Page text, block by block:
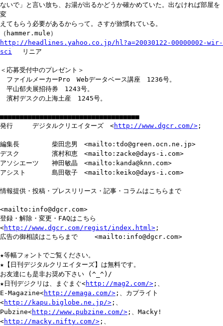
ないで」と言い放ち、お湯が出るかどうか確かめていた。出なければ部屋を
変
えてもらう必要があるからって。さすが旅慣れている。
（hammer.mule）
http://headlines.yahoo.co.jp/hl?a=20030122-00000002-wir-
sci
リニア
＜応募受付中のプレゼント＞
ファイルメーカーPro Webデータベース講座 1236号。
平山郁夫展招待券 1243号。
濱村デスクの上海土産 1245号。
■■■■■■■■■■■■■■■■■■■■■■■■■■■■■■■■■■■
発行 デジタルクリエイターズ <http://www.dgcr.com/> ;
編集長 柴田忠男 <mailto:tdo@green.ocn.ne.jp>
デスク 濱村和恵 <mailto:zacke@days-i.com>
アソシエーツ 神田敏晶 <mailto:kanda@knn.com>
アシスト 島田敬子 <mailto:keiko@days-i.com>
情報提供・投稿・プレスリリース・記事・コラムはこちらまで
<mailto:info@dgcr.com>
登録・解除・変更・FAQはこちら
<http://www.dgcr.com/regist/index.html> ;
広告の御相談はこちらまで <mailto:info@dgcr.com>
★等幅フォントでご覧ください。
★【日刊デジタルクリエイターズ】は無料です。
お友達にも是非お奨め下さい (^_^)/
★日刊デジクリは、まぐまぐ<http://mag2.com/> ;、
E-Magazine<http://emaga.com/> ;、カプライト
<http://kapu.biglobe.ne.jp/> ;、
Pubzine<http://www.pubzine.com/> ;、Macky!
<http://macky.nifty.com/> ;、